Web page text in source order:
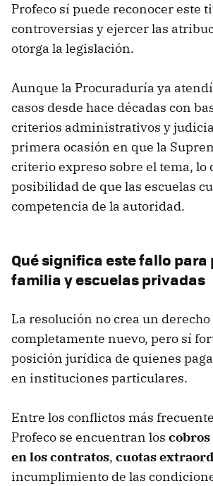
Profeco sí puede reconocer este
controversias y ejercer las
otorga la legislación.
Aunque la Procuraduría ya
casos desde hace décadas con
criterios administrativos y
primera ocasión en que la
criterio expreso sobre el tema, lo
posibilidad de que las escuelas
competencia de la autoridad.
Qué significa este fallo para
familia y escuelas privadas
La resolución no crea un derecho
completamente nuevo, pero sí
posición jurídica de quienes
en instituciones particulares.
Entre los conflictos más
Profeco se encuentran los
en los contratos, cuotas
incumplimiento de las